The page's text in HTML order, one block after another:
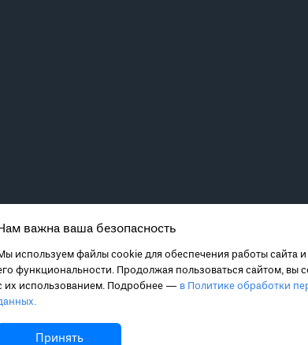
важна ваша безопасность
используем файлы cookie для обеспечения работы сайта
функциональности. Продолжая пользоваться сайтом, вы
их использованием. Подробнее — в Политике обработки
Принять
диагноза и выбора метода лечения обратитесь за
лечения и связанных с ними рисках, чтобы принять
da Vinci.
davinci.ru